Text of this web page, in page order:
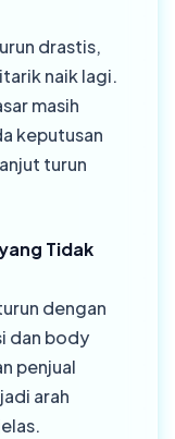
drastis,
naik lagi.
masih
keputusan
turun
Tidak
dengan
dan body
penjual
arah